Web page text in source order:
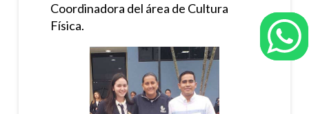
Coordinadora del área de Cultura
Física.